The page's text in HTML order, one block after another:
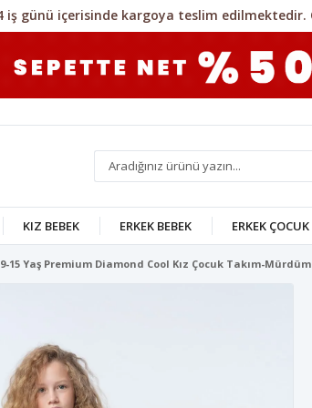
KIZ BEBEK ERKEK BEBEK ERKEK ÇOCUK
9-15 Yaş Premium Diamond Cool Kız Çocuk Takım-Mürdüm